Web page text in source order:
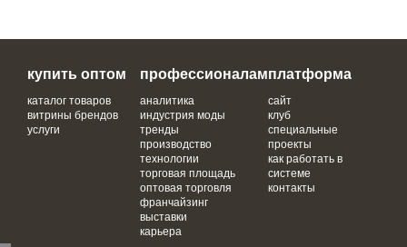
купить оптом
каталог товаров
витрины брендов
услуги
профессионалам
аналитика
индустрия моды
тренды
производство
технологии
торговая площадь
оптовая торговля
франчайзинг
выставки
карьера
платформа
сайт
клуб
специальные
проекты
как работать в
системе
контакты